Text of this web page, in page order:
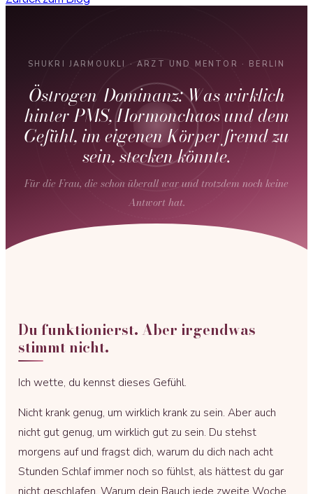
SHUKRI JARMOUKLI · ARZT UND MENTOR · BERLIN
Östrogen-Dominanz: Was wirklich
hinter PMS, Hormonchaos und dem
Gefühl, im eigenen Körper fremd zu
sein, stecken könnte.
Für die Frau, die schon überall war und trotzdem noch keine
Antwort hat.
Du funktionierst. Aber irgendwas
stimmt nicht.
Ich wette, du kennst dieses Gefühl.
Nicht krank genug, um wirklich krank zu sein. Aber auch
nicht gut genug, um wirklich gut zu sein. Du stehst
morgens auf und fragst dich, warum du dich nach acht
Stunden Schlaf immer noch so fühlst, als hättest du gar
nicht geschlafen. Warum dein Bauch jede zweite Woche